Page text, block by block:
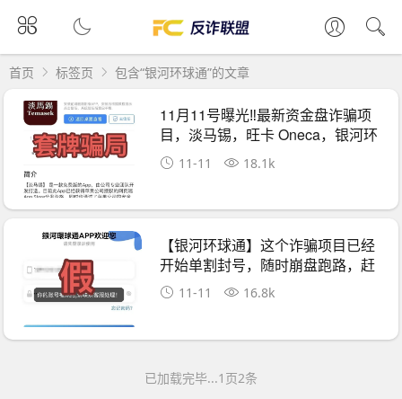
首页 标签页 包含“银河环球通”的文章
11月11号曝光‼️最新资金盘诈骗项
目，淡马锡，旺卡 Oneca，银河环
球通...马上
11-11 18.1k
【银河环球通】这个诈骗项目已经
开始单割封号，随时崩盘跑路，赶
紧远离！
11-11 16.8k
已加载完毕...1页2条